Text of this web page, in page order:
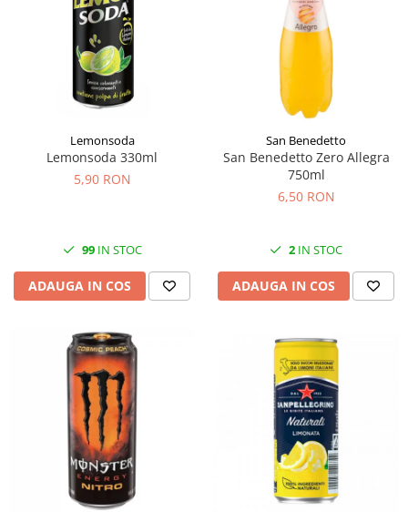
Lemonsoda
Lemonsoda 330ml
5,90 RON
99IN STOC
ADAUGA IN COS
San Benedetto
San Benedetto Zero Allegra
750ml
6,50 RON
2 IN STOC
ADAUGA IN COS